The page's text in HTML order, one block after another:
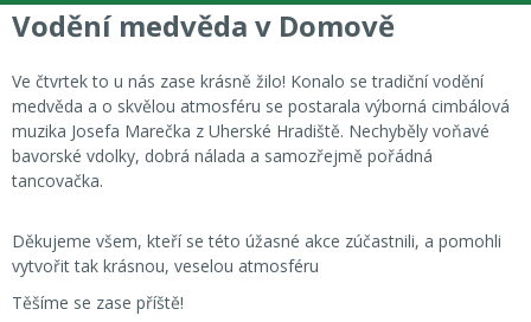
Vodění medvěda v Domově
Ve čtvrtek to u nás zase krásně žilo! Konalo se tradiční vodění
medvěda a o skvělou atmosféru se postarala výborná cimbálová
muzika Josefa Marečka z Uherské Hradiště. Nechyběly voňavé
bavorské vdolky, dobrá nálada a samozřejmě pořádná
tancovačka.
Děkujeme všem, kteří se této úžasné akce zúčastnili, a pomohli
vytvořit tak krásnou, veselou atmosféru
Těšíme se zase příště!